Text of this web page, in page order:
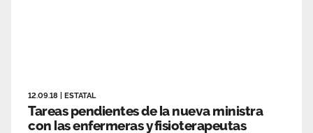
12.09.18 ESTATAL
Tareas pendientes de la nueva ministra
con las enfermeras y fisioterapeutas